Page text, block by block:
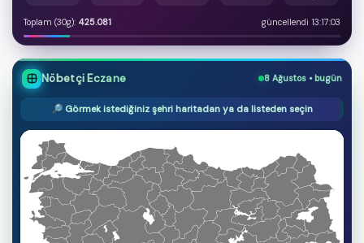
Toplam (30g): 425.081 güncellendi 13:17:03
Nöbetçi Eczane 8 Ağustos • bugün
🔎 Görmek istediğiniz şehri haritadan ya da listeden seçin